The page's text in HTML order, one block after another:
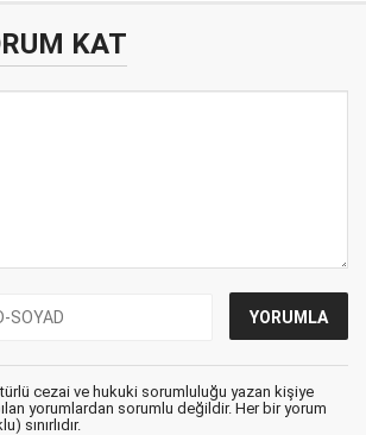
KAT
türlü cezai ve hukuki sorumluluğu yazan kişiye
yorumlardan sorumlu değildir. Her bir yorum
sınırlıdır.